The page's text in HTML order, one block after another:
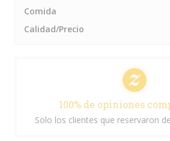
Comida
Calidad/Precio
100% de opiniones
Solo los clientes que reservaron